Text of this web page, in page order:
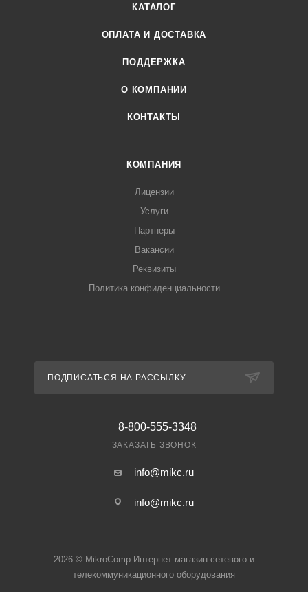
КАТАЛОГ
ОПЛАТА И ДОСТАВКА
ПОДДЕРЖКА
О КОМПАНИИ
КОНТАКТЫ
КОМПАНИЯ
Лицензии
Услуги
Партнеры
Вакансии
Реквизиты
Политика конфиденциальности
ПОДПИСАТЬСЯ НА РАССЫЛКУ
8-800-555-3348
ЗАКАЗАТЬ ЗВОНОК
info@mikc.ru
info@mikc.ru
2026 © MikroComp Интернет-магазин сетевого и
телекоммуникационного оборудования